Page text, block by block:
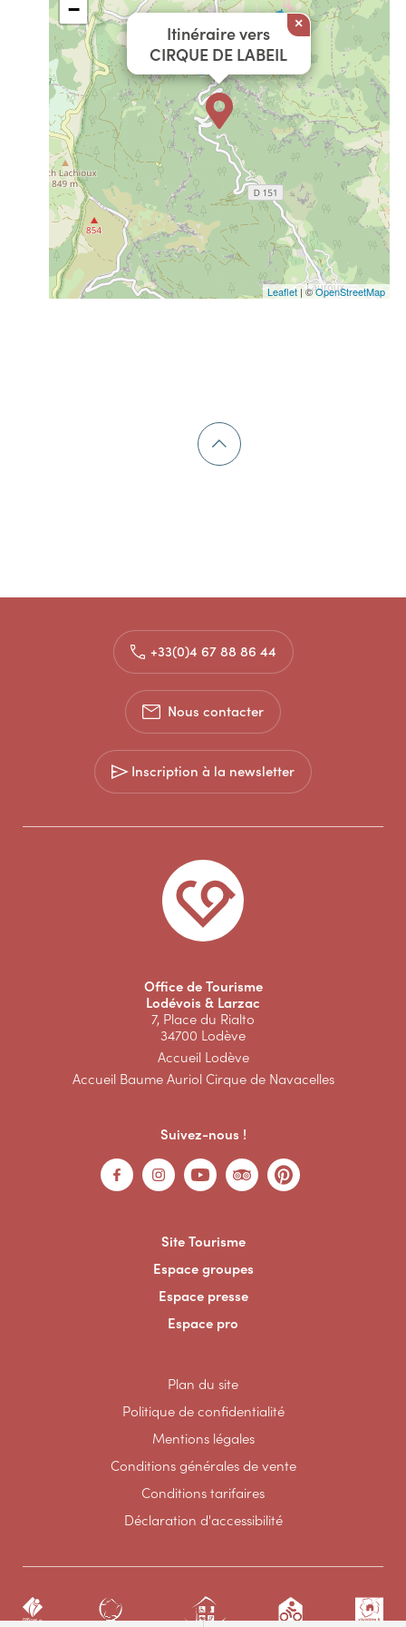
Itinéraire vers
CIRQUE DE LABEIL
×
−
Leaflet | ©OpenStreetMap
+33(0)4 67 88 86 44
Nous contacter
Inscription à la newsletter
Office de Tourisme
Lodévois & Larzac
7, Place du Rialto
34700 Lodève
Accueil Lodève
Accueil Baume Auriol Cirque de Navacelles
Suivez-nous !
Site Tourisme
Espace groupes
Espace presse
Espace pro
Plan du site
Politique de confidentialité
Mentions légales
Conditions générales de vente
Conditions tarifaires
Déclaration d'accessibilité